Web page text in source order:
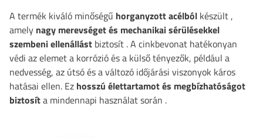
A termék kiváló minőségű horganyzott acélból készült,
amely nagy merevséget és mechanikai sérülésekkel
szembeni ellenállást biztosít . A cinkbevonat hatékonyan
védi az elemet a korrózió és a külső tényezők, például a
nedvesség, az útsó és a változó időjárási viszonyok káros
hatásai ellen. Ez hosszú élettartamot és megbízhatóságot
biztosíta mindennapi használat során .